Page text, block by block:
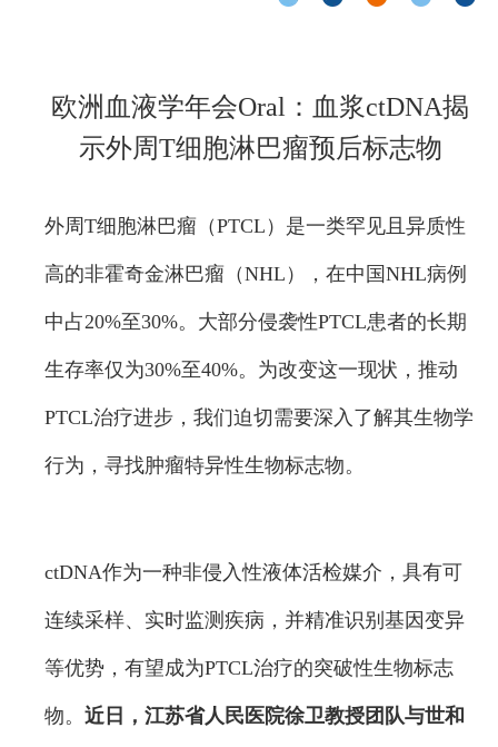
欧洲血液学年会Oral：血浆ctDNA揭
示外周T细胞淋巴瘤预后标志物
外周T细胞淋巴瘤（PTCL）是一类罕见且异质性
高的非霍奇金淋巴瘤（NHL），在中国NHL病例
中占20%至30%。大部分侵袭性PTCL患者的长期
生存率仅为30%至40%。为改变这一现状，推动
PTCL治疗进步，我们迫切需要深入了解其生物学
行为，寻找肿瘤特异性生物标志物。
ctDNA作为一种非侵入性液体活检媒介，具有可
连续采样、实时监测疾病，并精准识别基因变异
等优势，有望成为PTCL治疗的突破性生物标志
物。 近日，江苏省人民医院徐卫教授团队与世和